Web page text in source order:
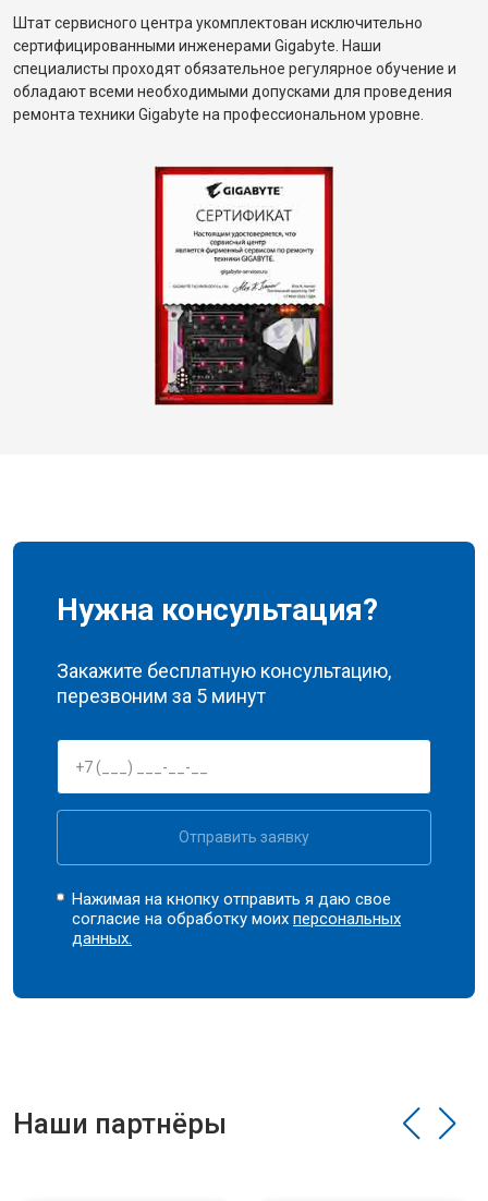
Штат сервисного центра укомплектован исключительно
сертифицированными инженерами Gigabyte. Наши
специалисты проходят обязательное регулярное обучение и
обладают всеми необходимыми допусками для проведения
ремонта техники Gigabyte на профессиональном уровне.
Нужна консультация?
Закажите бесплатную консультацию,
перезвоним за 5 минут
Отправить заявку
Нажимая на кнопку отправить я даю свое
согласие на обработку моихперсональных
данных.
Наши партнёры